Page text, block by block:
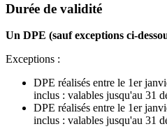
Durée de validité
Un DPE (sauf exceptions ci-
Exceptions :
DPE réalisés entre le 1er
inclus : valables jusqu'au 31
DPE réalisés entre le 1er
inclus : valables jusqu'au 31